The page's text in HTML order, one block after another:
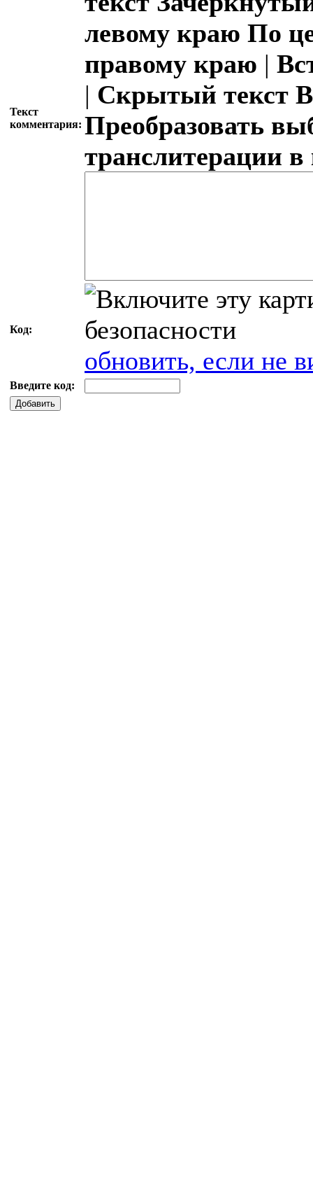
Текст
комментария:
левому краю По
правому краю |
| Скрытый текст
Преобразовать
транслитерации
Код:
обновить, если не
Введите код:
Добавить